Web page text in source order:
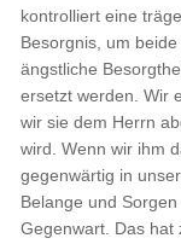
kontrolliert eine
Besorgnis, um
ängstliche
ersetzt werden. Wir
wir sie dem Herrn
wird. Wenn wir ihm
gegenwärtig in
Belange und
Gegenwart. Das hat